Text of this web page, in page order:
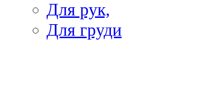
Для рук,
Для груди